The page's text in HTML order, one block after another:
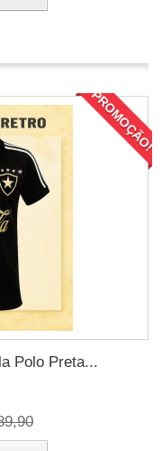
PROMOÇÃO!
Polo Preta...